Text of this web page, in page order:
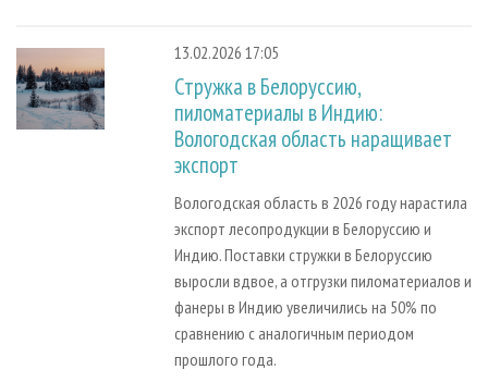
13.02.2026 17:05
Стружка в Белоруссию,
пиломатериалы в Индию:
Вологодская область наращивает
экспорт
Вологодская область в 2026 году нарастила
экспорт лесопродукции в Белоруссию и
Индию. Поставки стружки в Белоруссию
выросли вдвое, а отгрузки пиломатериалов и
фанеры в Индию увеличились на 50% по
сравнению с аналогичным периодом
прошлого года.